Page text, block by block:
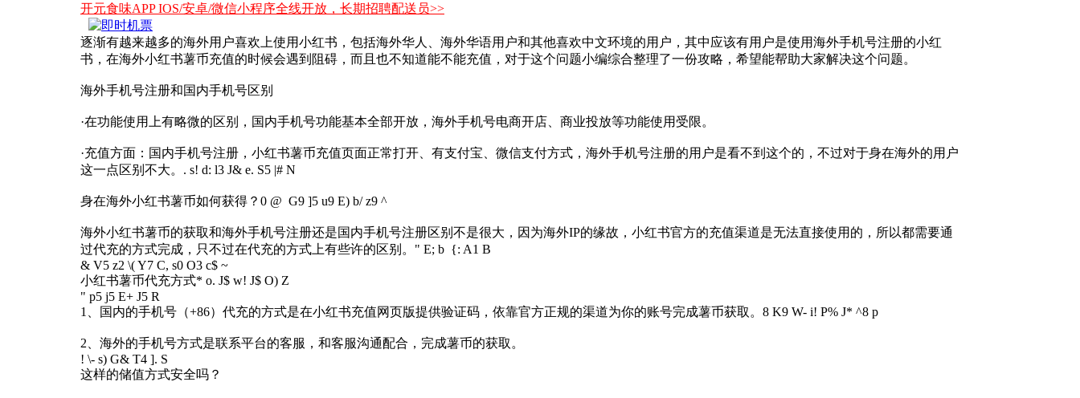
开元食味APP IOS/安卓/微信小程序全线开放，长期招聘配送员>>
逐渐有越来越多的海外用户喜欢上使用小红书，包括海外华人、海外华语用户和其他喜欢中文环境的用户，其中应该有用户是使用海外手机号注册的小红
书，在海外小红书薯币充值的时候会遇到阻碍，而且也不知道能不能充值，对于这个问题小编综合整理了一份攻略，希望能帮助大家解决这个问题。
海外手机号注册和国内手机号区别
·在功能使用上有略微的区别，国内手机号功能基本全部开放，海外手机号电商开店、商业投放等功能使用受限。
·充值方面：国内手机号注册，小红书薯币充值页面正常打开、有支付宝、微信支付方式，海外手机号注册的用户是看不到这个的，不过对于身在海外的用户
这一点区别不大。 . s! d: l3 J& e. S5 |# N
身在海外小红书薯币如何获得？ 0 @ G9 ]5 u9 E) b/ z9 ^
海外小红书薯币的获取和海外手机号注册还是国内手机号注册区别不是很大，因为海外IP的缘故，小红书官方的充值渠道是无法直接使用的，所以都需要通
过代充的方式完成，只不过在代充的方式上有些许的区别。 " E; b {: A1 B
& V5 z2 \( Y7 C, s0 O3 c$ ~
小红书薯币代充方式* o. J$ w! J$ O) Z
" p5 j5 E+ J5 R
1、国内的手机号（+86）代充的方式是在小红书充值网页版提供验证码，依靠官方正规的渠道为你的账号完成薯币获取。 8 K9 W- i! P% J* ^8 p
2、海外的手机号方式是联系平台的客服，和客服沟通配合，完成薯币的获取。
! \- s) G& T4 ]. S
这样的储值方式安全吗？